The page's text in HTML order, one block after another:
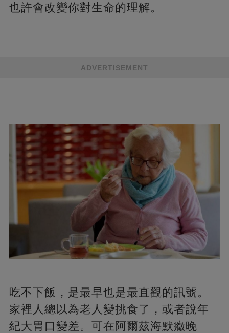
也許會改變你對生命的理解。
ADVERTISEMENT
吃不下飯，是最早也是最直觀的訊號。
家裡人總以為老人變挑食了，或者說年
紀大胃口變差。可在阿爾茲海默癥晚